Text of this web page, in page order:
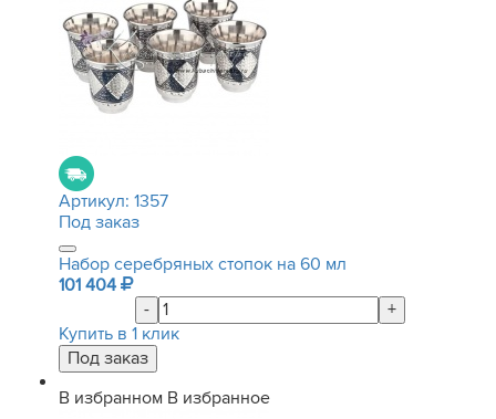
Артикул: 1357
Под заказ
Набор серебряных стопок на 60 мл
101 404
-
+
Купить в 1 клик
В избранном В избранное